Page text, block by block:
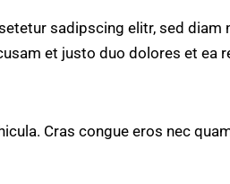
sadipscing elitr, sed
et justo duo dolores et
Cras congue eros nec